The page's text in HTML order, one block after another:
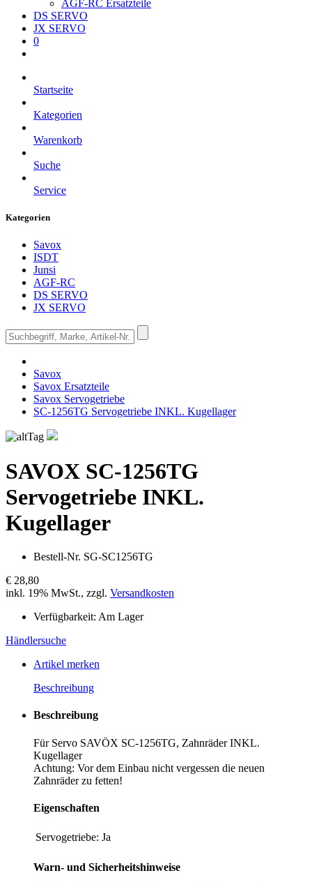
AGF-RC Ersatzteile
DS SERVO
JX SERVO
0
Startseite
Kategorien
Warenkorb
Suche
Service
Kategorien
Savox
ISDT
Junsi
AGF-RC
DS SERVO
JX SERVO
Savox
Savox Ersatzteile
Savox Servogetriebe
SC-1256TG Servogetriebe INKL. Kugellager
SAVOX SC-1256TG
Servogetriebe INKL.
Kugellager
Bestell-Nr. SG-SC1256TG
€ 28,80
inkl. 19% MwSt., zzgl. Versandkosten
Verfügbarkeit: Am Lager
Händlersuche
Artikel merken
Beschreibung
Beschreibung
Für Servo SAVÖX SC-1256TG, Zahnräder INKL.
Kugellager
Achtung: Vor dem Einbau nicht vergessen die neuen
Zahnräder zu fetten!
Eigenschaften
Servogetriebe: Ja
Warn- und Sicherheitshinweise